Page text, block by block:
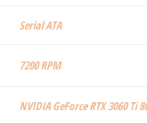
‎Serial ATA
‎7200 RPM
‎NVIDIA GeForce RTX 3060 Ti